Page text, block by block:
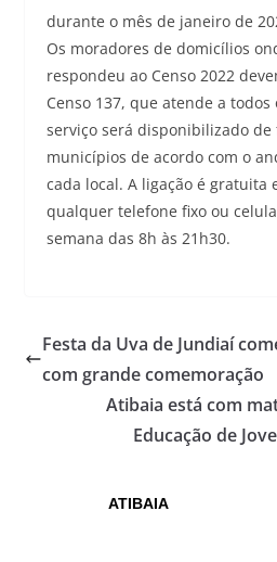
durante o mês de janeiro de
Os moradores de domicílios
respondeu ao Censo 2022
Censo 137, que atende a todos
serviço será disponibilizado
municípios de acordo com o
cada local. A ligação é gratuita
qualquer telefone fixo ou
semana das 8h às 21h30.
Festa da Uva de Jundiaí
com grande comemoração
Atibaia está com
Educação de